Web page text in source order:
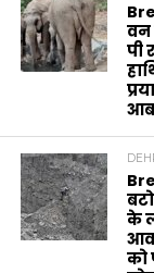
वन
पी
के
को